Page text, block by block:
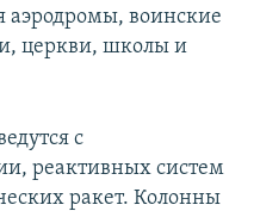
аэродромы, воинские
церкви, школы и
с
реактивных систем
ракет. Колонны